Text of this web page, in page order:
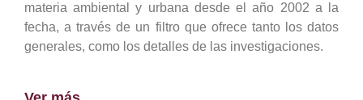
materia ambiental y urbana desde el año 2002 a la
fecha, a través de un filtro que ofrece tanto los datos
generales, como los detalles de las investigaciones.